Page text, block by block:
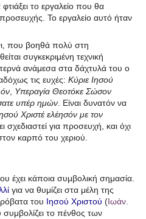
το εργαλείο που θα
Το εργαλείο αυτό ήταν
που βοηθά πολύ στη
συγκεκριμένη τεχνική
ανάμεσα στα δάχτυλά του ο
τις ευχές: Κύριε Ιησού
Υπεραγία Θεοτόκε Σώσον
υπέρ ημών . Είναι δυνατόν να
Χριστέ ελέησόν με τον
σχεδιαστεί για προσευχή, και όχι
καρπό του χεριού.
έχει κάποια συμβολική σημασία.
για να θυμίζει στα μέλη της
του Ιησού Χριστού (Ιωάν.
το πένθος των